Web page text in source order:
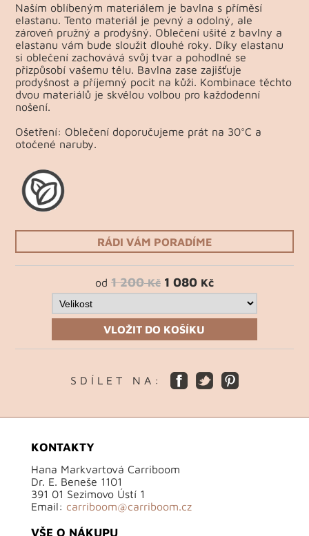
Naším oblíbeným materiálem je bavlna s příměsí
elastanu. Tento materiál je pevný a odolný, ale
zároveň pružný a prodyšný. Oblečení ušité z bavlny a
elastanu vám bude sloužit dlouhé roky. Díky elastanu
si oblečení zachovává svůj tvar a pohodlně se
přizpůsobí vašemu tělu. Bavlna zase zajišťuje
prodyšnost a příjemný pocit na kůži. Kombinace těchto
dvou materiálů je skvělou volbou pro každodenní
nošení.
Ošetření: Oblečení doporučujeme prát na 30°C a
otočené naruby.
RÁDI VÁM PORADÍME
od 1 200 Kč 1 080 Kč
VLOŽIT DO KOŠÍKU
S D Í L E T N A :
KONTAKTY
Hana Markvartová Carriboom
Dr. E. Beneše 1101
391 01 Sezimovo Ústí 1
Email: carriboom@carriboom.cz
VŠE O NÁKUPU